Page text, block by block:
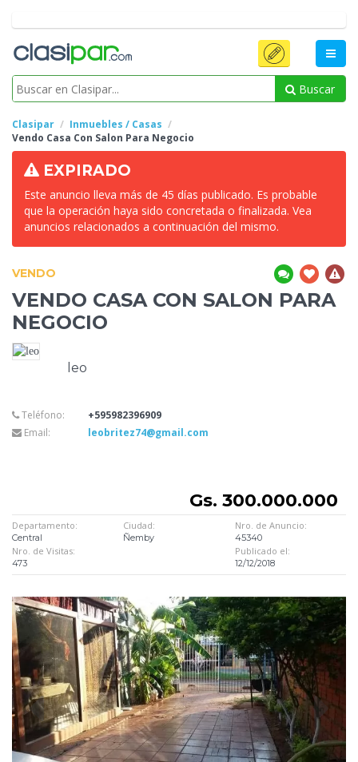
Buscar
Clasipar
Inmuebles / Casas
Vendo Casa Con Salon Para Negocio
EXPIRADO
Este anuncio lleva más de 45 días publicado. Es probable
que la operación haya sido concretada o finalizada. Vea
anuncios relacionados a continuación del mismo.
VENDO
VENDO CASA CON SALON PARA
NEGOCIO
leo
Teléfono:
+595982396909
Email:
leobritez74@gmail.com
Gs. 300.000.000
Departamento:
Central
Ciudad:
Ñemby
Nro. de Anuncio:
45340
Nro. de Visitas:
473
Publicado el:
12/12/2018